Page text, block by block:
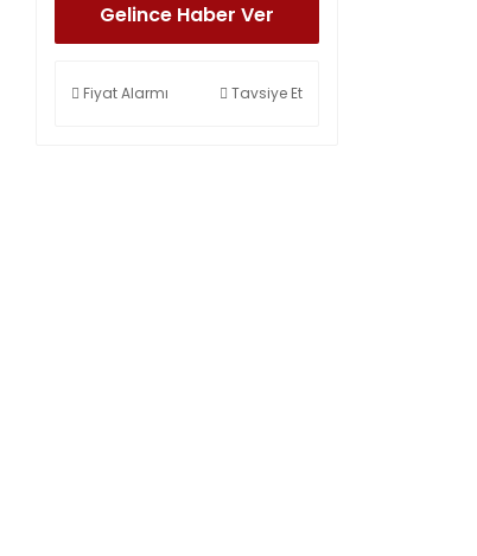
Gelince Haber Ver
Fiyat Alarmı Tavsiye Et